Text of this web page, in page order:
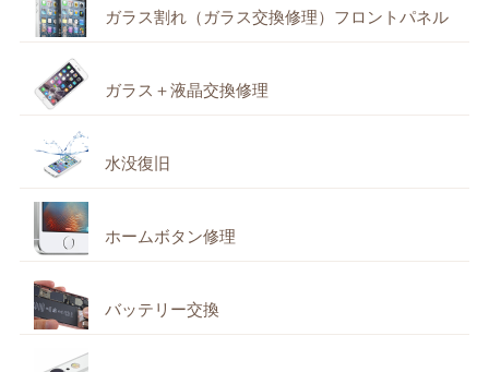
ガラス割れ（ガラス交換修理）フロントパネル
ガラス＋液晶交換修理
水没復旧
ホームボタン修理
バッテリー交換